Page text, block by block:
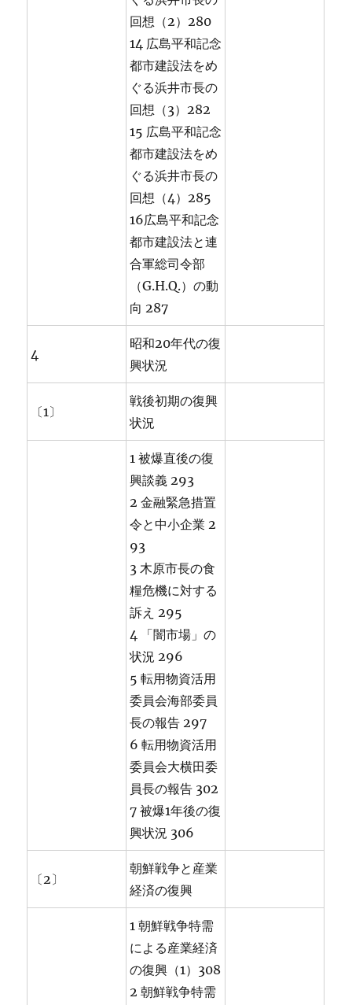
回想（2）280
14 広島平和記念
都市建設法をめ
ぐる浜井市長の
回想（3）282
15 広島平和記念
都市建設法をめ
ぐる浜井市長の
回想（4）285
16広島平和記念
都市建設法と連
合軍総司令部
（G.H.Q.）の動
向 287
4
昭和20年代の復
興状況
〔1〕
戦後初期の復興
状況
1 被爆直後の復
興談義 293
2 金融緊急措置
令と中小企業 2
93
3 木原市長の食
糧危機に対する
訴え 295
4 「闇市場」の
状況 296
5 転用物資活用
委員会海部委員
長の報告 297
6 転用物資活用
委員会大横田委
員長の報告 302
7 被爆1年後の復
興状況 306
〔2〕
朝鮮戦争と産業
経済の復興
1 朝鮮戦争特需
による産業経済
の復興（1）308
2 朝鮮戦争特需